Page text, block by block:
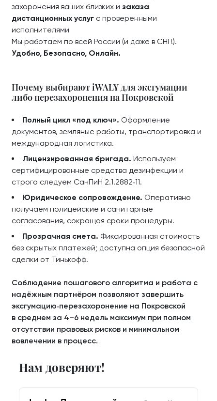
захоронения ваших близких и заказа
дистанционных услуг с проверенными
исполнителями
Мы работаем по всей России (и даже в СНГ!).
Удобно, Безопасно, Онлайн.
Почему выбирают iWALY для эксгумации
либо перезахоронения на Покровской
Полный цикл «под ключ». Оформление
документов, земляные работы, транспортировка и
международная логистика.
Лицензированная бригада. Используем
сертифицированные средства дезинфекции и
строго следуем СанПиН 2.1.2882‑11.
Юридическое сопровождение. Оперативно
получаем полицейские и санитарные
согласования, сокращая сроки процедуры.
Прозрачная смета. Фиксированная стоимость
без скрытых платежей; доступна опция безопасной
сделки от Тинькофф.
Соблюдение пошагового алгоритма и работа с
надёжным партнёром позволяют завершить
эксгумацию‑перезахоронение на Покровской
в среднем за 4–6 недель максимум при полном
отсутствии правовых рисков и минимальном
вовлечении в процесс.
Нам доверяют!